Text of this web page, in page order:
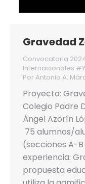
Gravedad
Convocatoria
Internacionales
Por Antonio A.
Proyecto:
Colegio Padre
Ángel Azorín
75 alumnos/
(secciones A-
experiencia:
propuesta